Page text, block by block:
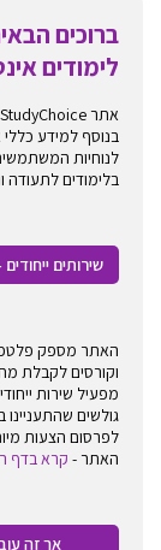
לימודים
בנוסף למידע כללי
לנוחיות
בלימודים
שירותים
האתר מספק
וקורסים לקבלת
מפעיל שירות
גולשים
לפרסום הצעות
האתר - קרא בדף
אך זה